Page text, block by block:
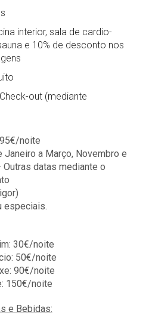
interior, sala de cardio-
e 10% de desconto nos
out (mediante
noite
a Março, Novembro e
datas mediante o
especiais.
30€/noite
50€/noite
90€/noite
150€/noite
e Bebidas: